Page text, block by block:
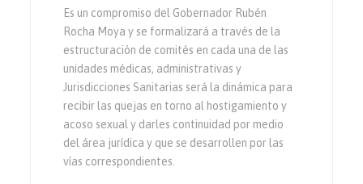
Es un compromiso del Gobernador Rubén
Rocha Moya y se formalizará a través de la
estructuración de comités en cada una de las
unidades médicas, administrativas y
Jurisdicciones Sanitarias será la dinámica para
recibir las quejas en torno al hostigamiento y
acoso sexual y darles continuidad por medio
del área jurídica y que se desarrollen por las
vías correspondientes.